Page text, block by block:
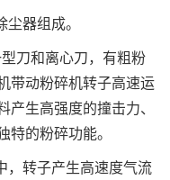
器组成。
刀和离心刀，有粗粉
带动粉碎机转子高速运
生高强度的撞击力、
的粉碎功能。
，转子产生高速度气流